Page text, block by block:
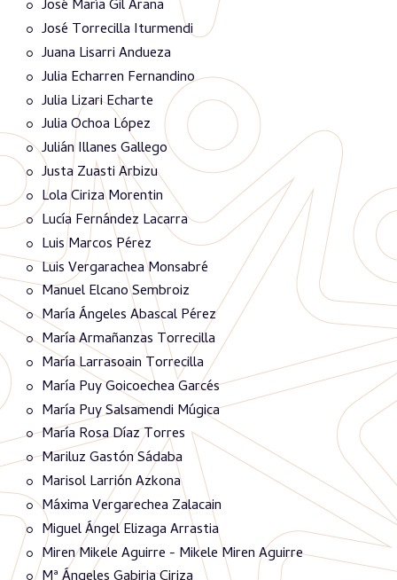
José María Gil Arana
José Torrecilla Iturmendi
Juana Lisarri Andueza
Julia Echarren Fernandino
Julia Lizari Echarte
Julia Ochoa López
Julián Illanes Gallego
Justa Zuasti Arbizu
Lola Ciriza Morentin
Lucía Fernández Lacarra
Luis Marcos Pérez
Luis Vergarachea Monsabré
Manuel Elcano Sembroiz
María Ángeles Abascal Pérez
María Armañanzas Torrecilla
María Larrasoain Torrecilla
María Puy Goicoechea Garcés
María Puy Salsamendi Múgica
María Rosa Díaz Torres
Mariluz Gastón Sádaba
Marisol Larrión Azkona
Máxima Vergarechea Zalacain
Miguel Ángel Elizaga Arrastia
Miren Mikele Aguirre - Mikele Miren Aguirre